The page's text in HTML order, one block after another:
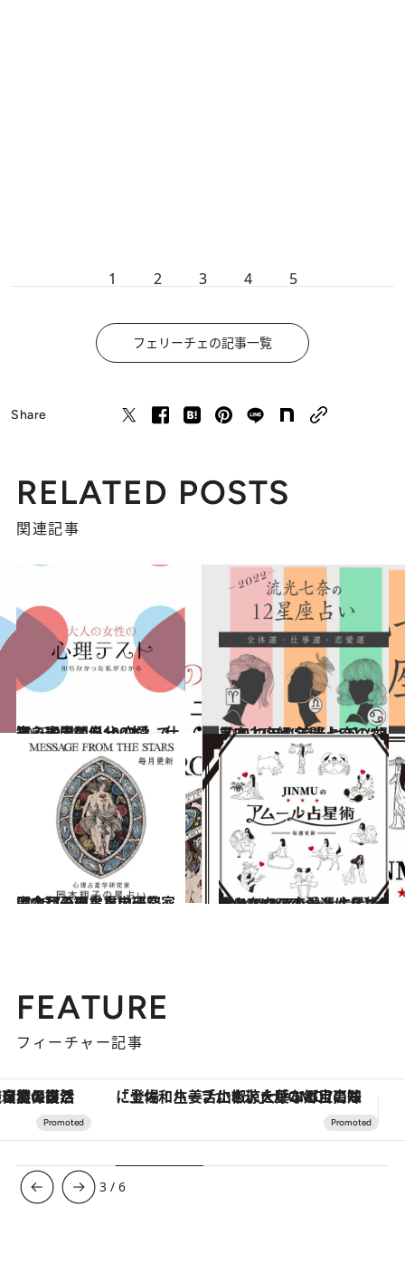
1 2 3 4 5
フェリーチェの記事一覧
Share
RELATED POSTS
関連記事
2025.9.28
【心理テスト100本】で知る本当の自分 恋愛、仕事、人間関係…
占い 2021.12.15
【2022年の年間占い】“視える占い師”流光七奈の12星座占い
占い
2026.7.31
【今月のあなたの運勢は？】心理占星学研究家 岡本翔子の星占い
占い 2024.6.15
【あなたの恋愛運は？】JINMUのアムール占星術 愛とエロスのジンムリズム
占い
FEATURE
フィーチャー記事
「土佐和ハーブかき氷」がOMO7高知に登場！生姜、山椒、大葉など目にも舌にも涼を呼ぶ郷土の味 【銀座で出合う最旬美容】美髪ケアや上質
3 /6